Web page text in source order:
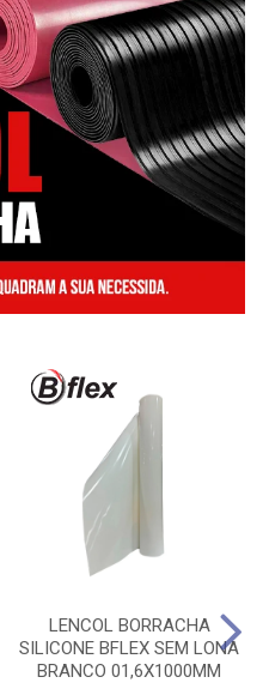
LENCOL BORRACHA
SILICONE BFLEX SEM LONA
BRANCO 01,6X1000MM